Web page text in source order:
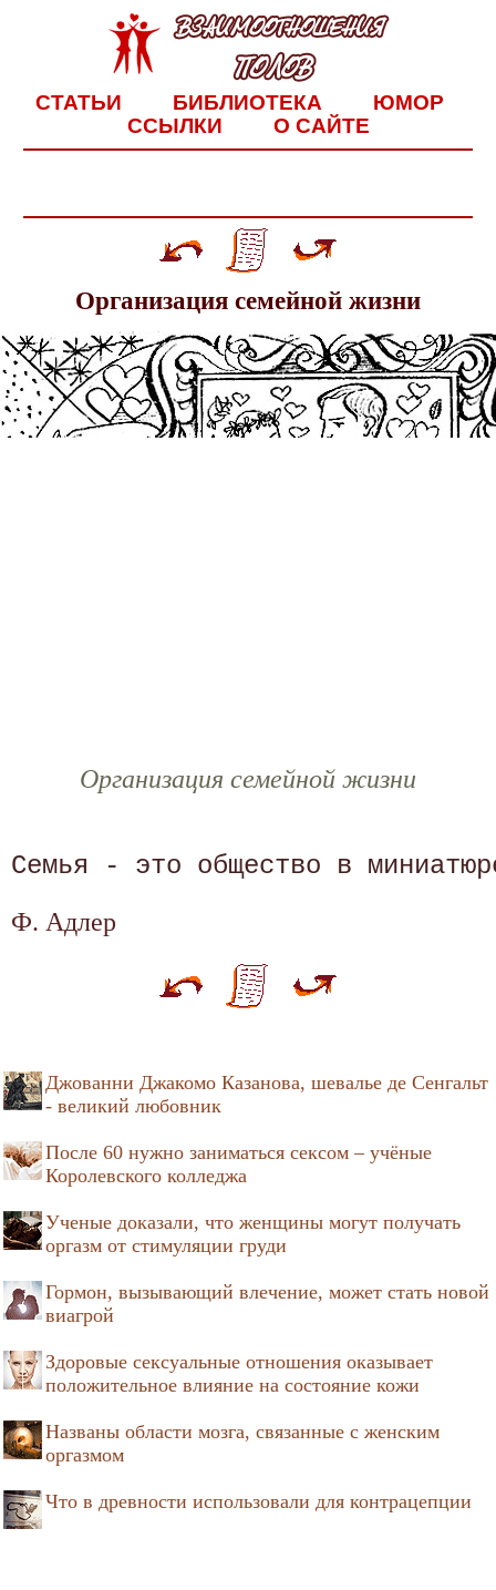
СТАТЬИ БИБЛИОТЕКА
ЮМОР
ССЫЛКИ
О САЙТЕ
Организация семейной жизни
Организация семейной жизни
Ф. Адлер
Джованни Джакомо Казанова, шевалье де Сенгальт
- великий любовник
После 60 нужно заниматься сексом – учёные
Королевского колледжа
Ученые доказали, что женщины могут получать
оргазм от стимуляции груди
Гормон, вызывающий влечение, может стать новой
виагрой
Здоровые сексуальные отношения оказывает
положительное влияние на состояние кожи
Названы области мозга, связанные с женским
оргазмом
Что в древности использовали для контрацепции